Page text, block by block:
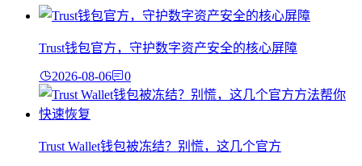
Trust钱包官方，守护数字资产安全的核心屏障
2026-08-06 0
Trust Wallet钱包被冻结？别慌，这几个官方